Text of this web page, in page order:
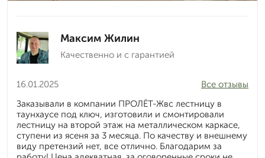
Максим Жилин
Качественно и с гарантией
16.01.2025
Все отзывы
Заказывали в компании ПРОЛЁТ-Жвс лестницу в
таунхаусе под ключ, изготовили и смонтировали
лестницу на второй этаж на металлическом каркасе,
ступени из ясеня за 3 месяца. По качеству и внешнему
виду претензий нет, все отлично. Благодарим за